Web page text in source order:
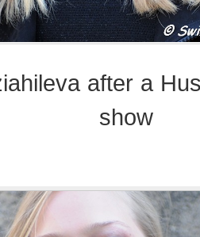
after a
show